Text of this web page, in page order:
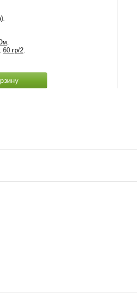
.
, 60 гр/2.